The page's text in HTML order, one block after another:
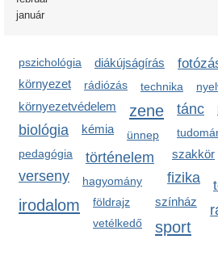
január
pszichológia diákújságírás
környezet
rádiózás technika
környezetvédelem zene tánc
biológia kémia ünnep
pedagógia történelem szakkör
verseny hagyomány fizika
irodalom színház
földrajz
vetélkedő sport